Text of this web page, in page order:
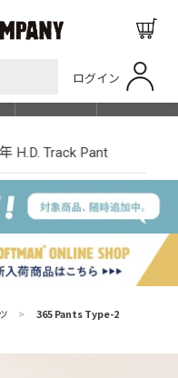
ログイン
SHOP LIST
H.D. Track Pant
> 365 Pants Type-2